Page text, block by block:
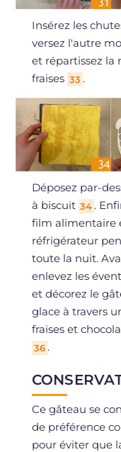
Insérez les
versez l'autre
et répartissez la
fraises 33 .
Déposez par-
à biscuit 34 .
film alimentaire
réfrigérateur
toute la nuit.
enlevez les
et décorez le
glace à travers
fraises et
36 .
Ce gâteau se
de préférence
pour éviter que